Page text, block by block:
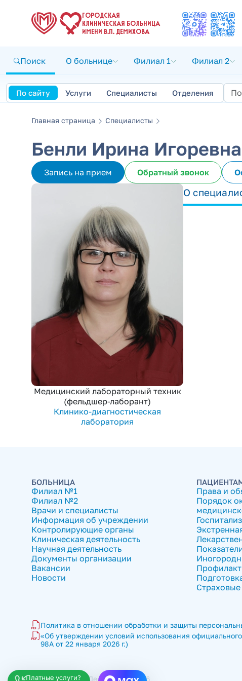
ГОРОДСКАЯ
КЛИНИЧЕСКАЯ БОЛЬНИЦА
ИМЕНИ В.П. ДЕМИХОВА
Поиск О больнице Филиал 1 Филиал 2
По сайту Услуги Специалисты Отделения
Главная страница Специалисты
Бенли Ирина Игоревна
Запись на прием Обратный звонок
Медицинский лабораторный техник
(фельдшер-лаборант)
Клинико-диагностическая
лаборатория
О
БОЛЬНИЦА
Филиал №1
Филиал №2
Врачи и специалисты
Информация об учреждении
Контролирующие органы
Клиническая деятельность
Научная деятельность
Документы организации
Вакансии
Новости
Права и
Порядок
Политика в отношении обработки и защиты
«Об утверждении условий использования
98А от 22 января 2026 г.)
ГКБ имени В.П. Демихова © 2026
Платные услуги?